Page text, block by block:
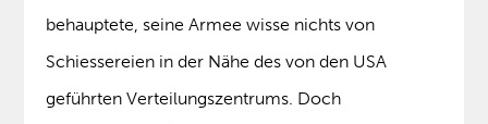
behauptete, seine Armee wisse nichts von
Schiessereien in der Nähe des von den USA
geführten Verteilungszentrums. Doch